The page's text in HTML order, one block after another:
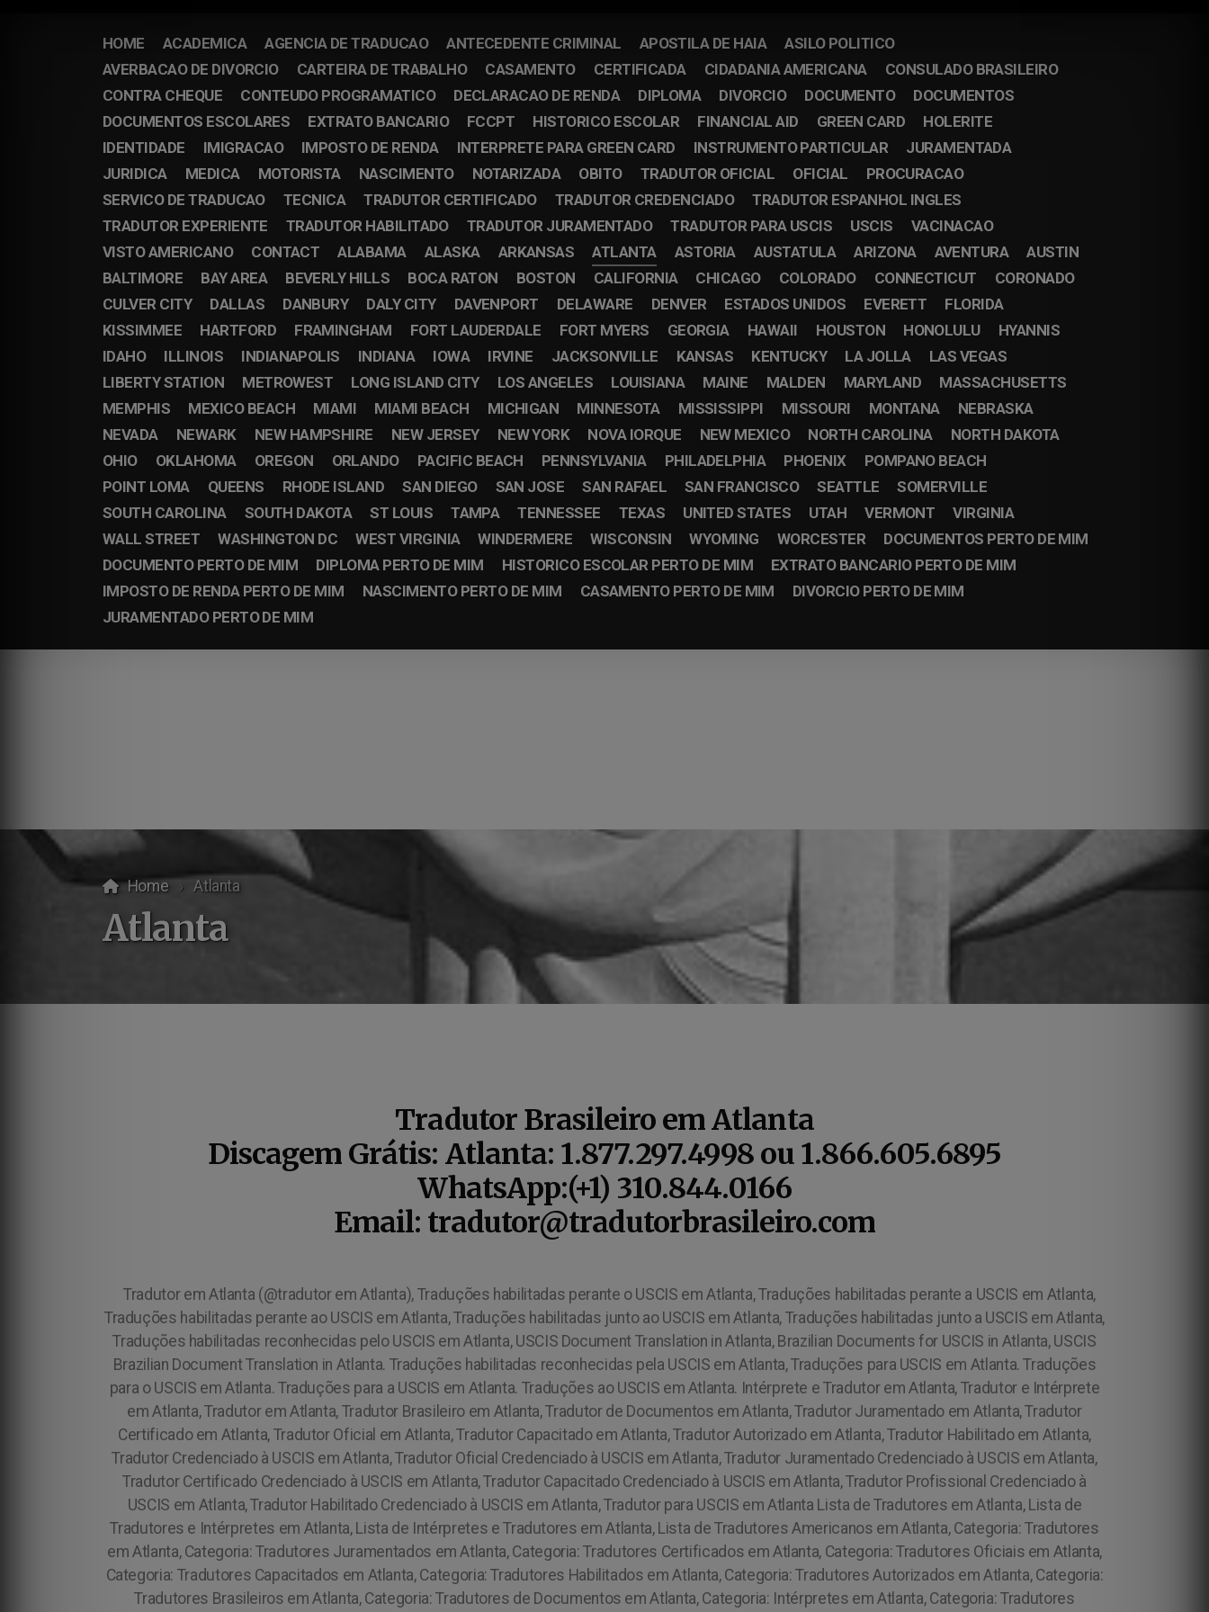
HOME ACADEMICA AGENCIA DE TRADUCAO ANTECEDENTE CRIMINAL APOSTILA DE HAIA
ASILO POLITICO
AVERBACAO DE DIVORCIO
CARTEIRA DE TRABALHO CASAMENTO CERTIFICADA CIDADANIA AMERICANA
CONSULADO BRASILEIRO
CONTRA CHEQUE
CONTEUDO PROGRAMATICO DECLARACAO DE RENDA DIPLOMA DIVORCIO DOCUMENTO
DOCUMENTOS
DOCUMENTOS ESCOLARES
EXTRATO BANCARIO FCCPT HISTORICO ESCOLAR FINANCIAL AID GREEN CARD
HOLERITE
IDENTIDADE
IMIGRACAO IMPOSTO DE RENDA INTERPRETE PARA GREEN CARD INSTRUMENTO PARTICULAR
JURAMENTADA
JURIDICA
MEDICA MOTORISTA NASCIMENTO NOTARIZADA OBITO TRADUTOR OFICIAL OFICIAL
PROCURACAO
SERVICO DE TRADUCAO
TECNICA TRADUTOR CERTIFICADO TRADUTOR CREDENCIADO
TRADUTOR ESPANHOL INGLES
TRADUTOR EXPERIENTE
TRADUTOR HABILITADO TRADUTOR JURAMENTADO TRADUTOR PARA USCIS USCIS
VACINACAO
VISTO AMERICANO
CONTACT ALABAMA ALASKA ARKANSAS ATLANTA ASTORIA AUSTATULA ARIZONA AVENTURA
AUSTIN
BALTIMORE
BAY AREA BEVERLY HILLS BOCA RATON BOSTON CALIFORNIA CHICAGO COLORADO CONNECTICUT
CORONADO
CULVER CITY
DALLAS DANBURY DALY CITY DAVENPORT DELAWARE DENVER ESTADOS UNIDOS EVERETT
FLORIDA
KISSIMMEE
HARTFORD FRAMINGHAM FORT LAUDERDALE FORT MYERS GEORGIA HAWAII HOUSTON HONOLULU
HYANNIS
IDAHO
ILLINOIS INDIANAPOLIS INDIANA IOWA IRVINE JACKSONVILLE KANSAS KENTUCKY LA JOLLA
LAS VEGAS
LIBERTY STATION
METROWEST LONG ISLAND CITY LOS ANGELES LOUISIANA MAINE MALDEN MARYLAND
MASSACHUSETTS
MEMPHIS
MEXICO BEACH MIAMI MIAMI BEACH MICHIGAN MINNESOTA MISSISSIPPI MISSOURI MONTANA
NEBRASKA
NEVADA
NEWARK NEW HAMPSHIRE NEW JERSEY NEW YORK NOVA IORQUE NEW MEXICO NORTH CAROLINA
NORTH DAKOTA
OHIO
OKLAHOMA OREGON ORLANDO PACIFIC BEACH PENNSYLVANIA PHILADELPHIA PHOENIX
POMPANO BEACH
POINT LOMA
QUEENS RHODE ISLAND SAN DIEGO SAN JOSE SAN RAFAEL SAN FRANCISCO SEATTLE
SOMERVILLE
SOUTH CAROLINA
SOUTH DAKOTA ST LOUIS TAMPA TENNESSEE TEXAS UNITED STATES UTAH VERMONT
VIRGINIA
WALL STREET
WASHINGTON DC WEST VIRGINIA WINDERMERE WISCONSIN WYOMING WORCESTER
DOCUMENTOS PERTO DE MIM
DOCUMENTO PERTO DE MIM
DIPLOMA PERTO DE MIM HISTORICO ESCOLAR PERTO DE MIM
EXTRATO BANCARIO PERTO DE MIM
IMPOSTO DE RENDA PERTO DE MIM
NASCIMENTO PERTO DE MIM CASAMENTO PERTO DE MIM
DIVORCIO PERTO DE MIM
JURAMENTADO PERTO DE MIM
Home Atlanta
Atlanta
Tradutor Brasileiro em Atlanta
Discagem Grátis: Atlanta: 1.877.297.4998 ou 1.866.605.6895
WhatsApp:(+1) 310.844.0166
Email: tradutor@tradutorbrasileiro.com
Tradutor em Atlanta (@tradutor em Atlanta), Traduções habilitadas perante o USCIS em Atlanta, Traduções habilitadas perante a USCIS em Atlanta,
Traduções habilitadas perante ao USCIS em Atlanta, Traduções habilitadas junto ao USCIS em Atlanta, Traduções habilitadas junto a USCIS em Atlanta,
Traduções habilitadas reconhecidas pelo USCIS em Atlanta, USCIS Document Translation in Atlanta, Brazilian Documents for USCIS in Atlanta, USCIS
Brazilian Document Translation in Atlanta. Traduções habilitadas reconhecidas pela USCIS em Atlanta, Traduções para USCIS em Atlanta. Traduções
para o USCIS em Atlanta. Traduções para a USCIS em Atlanta. Traduções ao USCIS em Atlanta. Intérprete e Tradutor em Atlanta, Tradutor e Intérprete
em Atlanta, Tradutor em Atlanta, Tradutor Brasileiro em Atlanta, Tradutor de Documentos em Atlanta, Tradutor Juramentado em Atlanta, Tradutor
Certificado em Atlanta, Tradutor Oficial em Atlanta, Tradutor Capacitado em Atlanta, Tradutor Autorizado em Atlanta, Tradutor Habilitado em Atlanta,
Tradutor Credenciado à USCIS em Atlanta, Tradutor Oficial Credenciado à USCIS em Atlanta, Tradutor Juramentado Credenciado à USCIS em Atlanta,
Tradutor Certificado Credenciado à USCIS em Atlanta, Tradutor Capacitado Credenciado à USCIS em Atlanta, Tradutor Profissional Credenciado à
USCIS em Atlanta, Tradutor Habilitado Credenciado à USCIS em Atlanta, Tradutor para USCIS em Atlanta Lista de Tradutores em Atlanta, Lista de
Tradutores e Intérpretes em Atlanta, Lista de Intérpretes e Tradutores em Atlanta, Lista de Tradutores Americanos em Atlanta, Categoria: Tradutores
em Atlanta, Categoria: Tradutores Juramentados em Atlanta, Categoria: Tradutores Certificados em Atlanta, Categoria: Tradutores Oficiais em Atlanta,
Categoria: Tradutores Capacitados em Atlanta, Categoria: Tradutores Habilitados em Atlanta, Categoria: Tradutores Autorizados em Atlanta, Categoria:
Tradutores Brasileiros em Atlanta, Categoria: Tradutores de Documentos em Atlanta, Categoria: Intérpretes em Atlanta, Categoria: Tradutores